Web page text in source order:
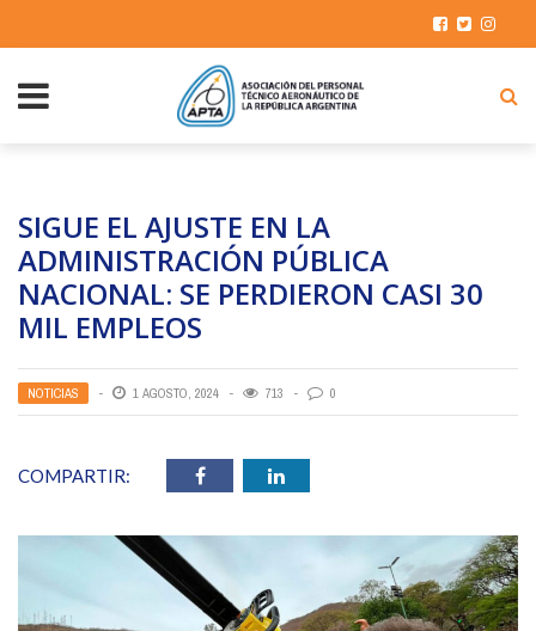
SIGUE EL AJUSTE EN LA
ADMINISTRACIÓN PÚBLICA
NACIONAL: SE PERDIERON CASI 30
MIL EMPLEOS
NOTICIAS 1 AGOSTO, 2024 713 0
COMPARTIR: